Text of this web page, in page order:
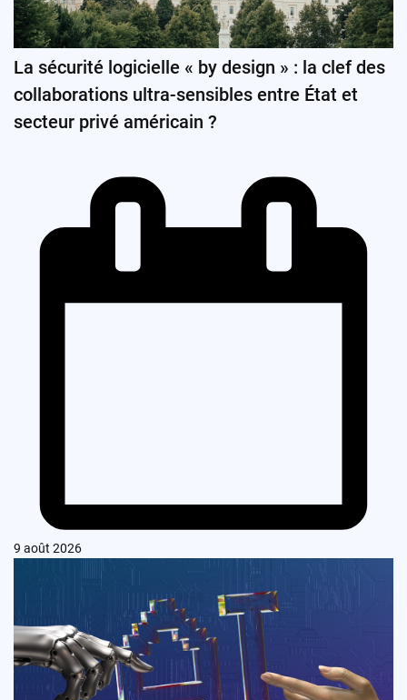
La sécurité logicielle « by design » : la clef des
collaborations ultra-sensibles entre État et
secteur privé américain ?
9 août 2026